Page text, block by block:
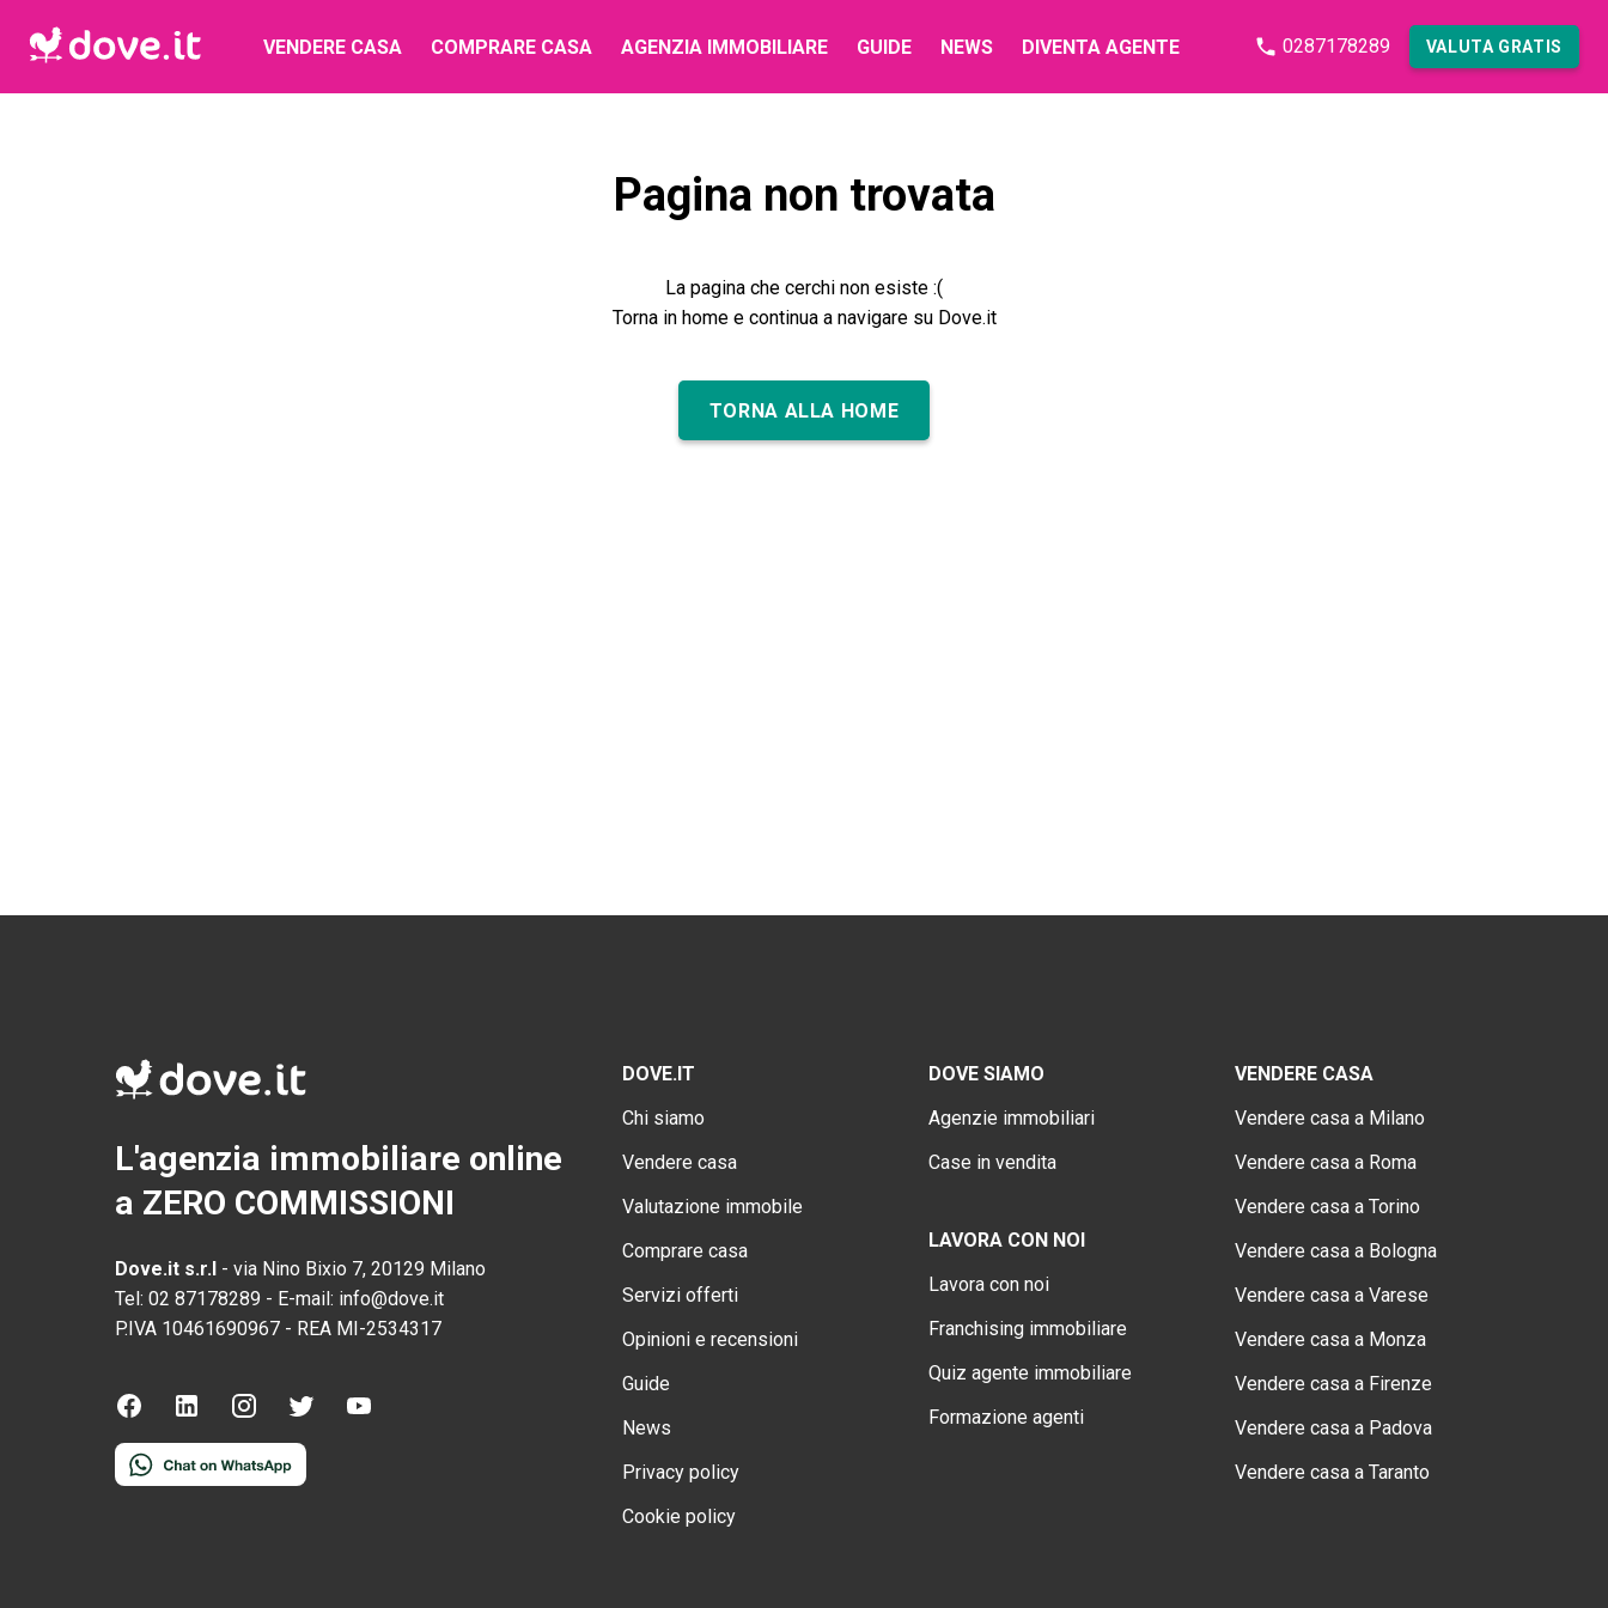
VENDERE CASA COMPRARE CASA AGENZIA IMMOBILIARE GUIDE NEWS DIVENTA AGENTE 0287178289 VALUTA GRATIS
Pagina non trovata
La pagina che cerchi non esiste :(
Torna in home e continua a navigare su Dove.it
TORNA ALLA HOME
L'agenzia immobiliare online
a ZERO COMMISSIONI
Dove.it s.r.l - via Nino Bixio 7, 20129 Milano
Tel: 02 87178289 - E-mail: info@dove.it
P.IVA 10461690967 - REA MI-2534317
DOVE.IT
Chi siamo
Vendere casa
Valutazione immobile
Comprare casa
Servizi offerti
Opinioni e recensioni
Guide
News
Privacy policy
Cookie policy
DOVE SIAMO
Agenzie immobiliari
Case in vendita
LAVORA CON NOI
Lavora con noi
Franchising immobiliare
Quiz agente immobiliare
Formazione agenti
VENDERE CASA
Vendere casa a Milano
Vendere casa a Roma
Vendere casa a Torino
Vendere casa a Bologna
Vendere casa a Varese
Vendere casa a Monza
Vendere casa a Firenze
Vendere casa a Padova
Vendere casa a Taranto